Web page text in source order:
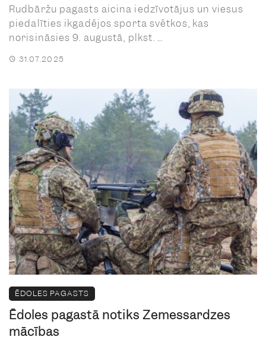
Rudbāržu pagasts aicina iedzīvotājus un viesus
piedalīties ikgadējos sporta svētkos, kas
norisināsies 9. augustā, plkst. ...
31.07.2025
ĒDOLES PAGASTS
Ēdoles pagastā notiks Zemessardzes
mācības